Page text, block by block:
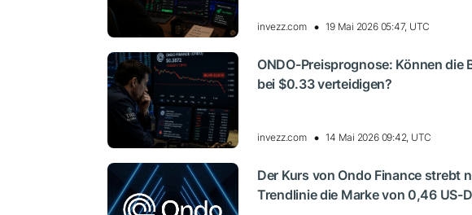
invezz.com 19 Mai 2026 05:47, UTC
ONDO-Preisprognose: Können
bei $0.33 verteidigen?
invezz.com 14 Mai 2026 09:42, UTC
Der Kurs von Ondo Finance strebt
Trendlinie die Marke von 0,46 US-